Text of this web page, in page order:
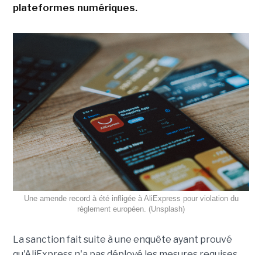
plateformes numériques.
Une amende record à été infligée à AliExpress pour violation du
règlement européen. (Unsplash)
La sanction fait suite à une enquête ayant prouvé